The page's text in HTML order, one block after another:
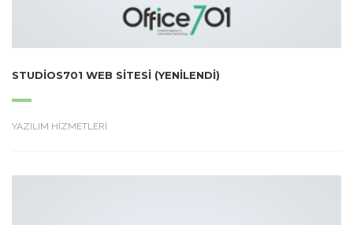
STUDIOS701 WEB SITESI (YENILENDI)
YAZILIM HİZMETLERİ